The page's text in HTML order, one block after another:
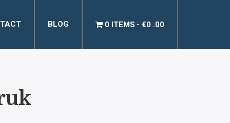
BLOG 0 ITEMS €0 .00